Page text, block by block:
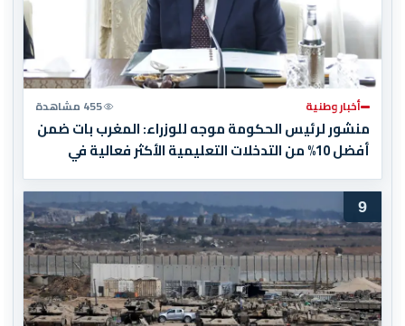
أخبار وطنية 455 مشاهدة
منشور لرئيس الحكومة موجه للوزراء: المغرب بات ضمن
أفضل 10% من التدخلات التعليمية الأكثر فعالية في
العالم
9